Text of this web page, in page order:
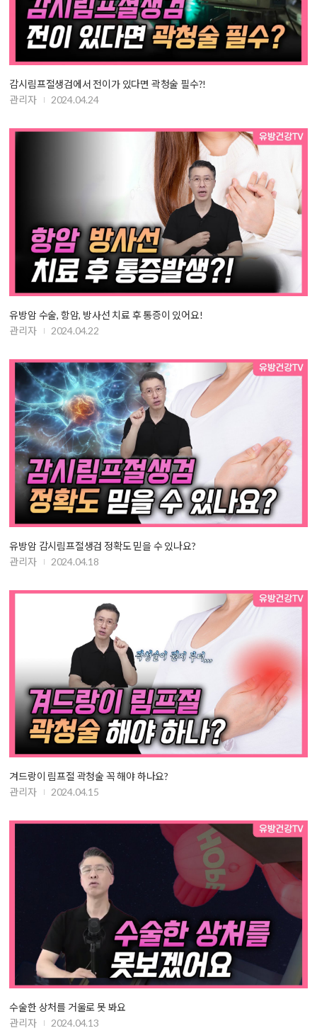
감시림프절생검에서 전이가 있다면 곽청술 필수?!
관리자
2024.04.24
유방암 수술, 항암, 방사선 치료 후 통증이 있어요!
관리자
2024.04.22
유방암 감시림프절생검 정확도 믿을 수 있나요?
관리자
2024.04.18
겨드랑이 림프절 곽청술 꼭 해야 하나요?
관리자
2024.04.15
수술한 상처를 거울로 못 봐요
관리자
2024.04.13